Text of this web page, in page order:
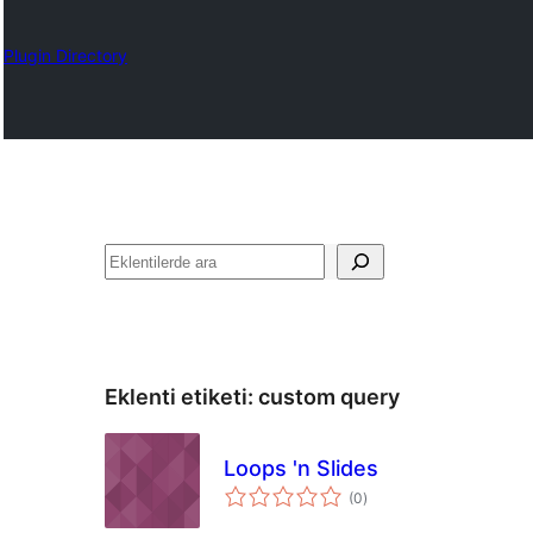
Plugin Directory
Ara
Eklenti etiketi: custom query
Loops 'n Slides
(0toplam
puan
)